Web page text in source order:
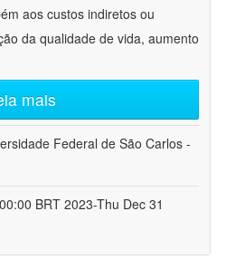
aos custos indiretos ou
da qualidade de vida, aumento
mais
Federal de São Carlos -
BRT 2023-Thu Dec 31